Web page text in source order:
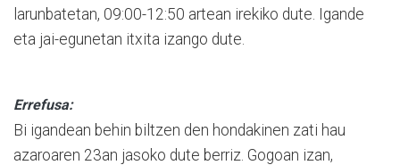
larunbatetan, 09:00-12:50 artean irekiko dute. Igande
eta jai-egunetan itxita izango dute.
Errefusa:
Bi igandean behin biltzen den hondakinen zati hau
azaroaren 23an jasoko dute berriz. Gogoan izan,